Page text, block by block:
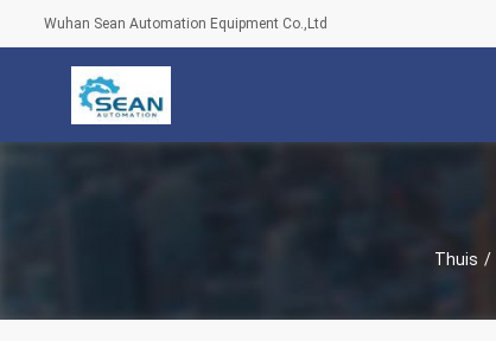
Wuhan Sean Automation Equipment Co.,Ltd
Thuis /